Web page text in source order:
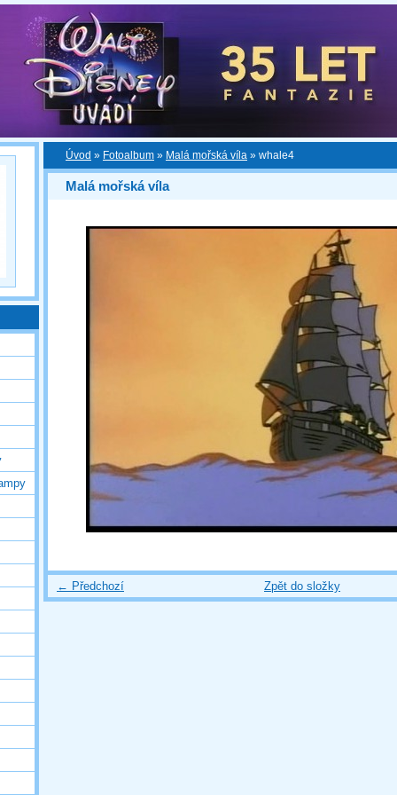
Úvod » Fotoalbum » Malá mořská víla » whale4
Malá mořská víla
← Předchozí Zpět do složky